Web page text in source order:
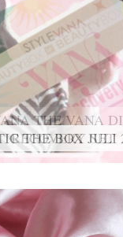
THE VANA
RECOVERY SET